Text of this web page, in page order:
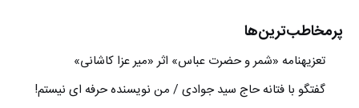
پرمخاطب‌ترین‌ها
تعزیه‎نامه‏ «شمر و حضرت عباس» اثر «میر عزا کاشانی»
گفتگو با فتانه حاج سید جوادی / من نویسنده حرفه ای نیستم!